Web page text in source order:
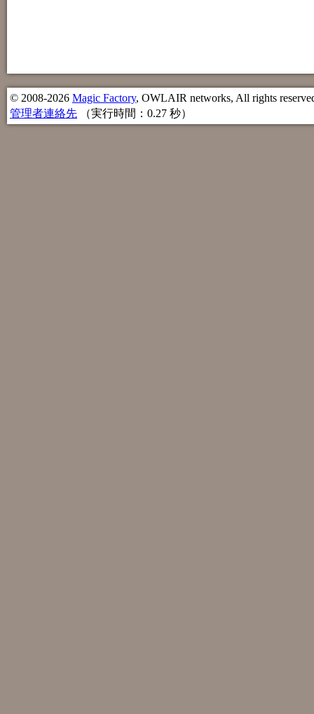
© 2008-2026 Magic Factory, OWLAIR networks, All rights
管理者連絡先 （実行時間：0.27 秒）